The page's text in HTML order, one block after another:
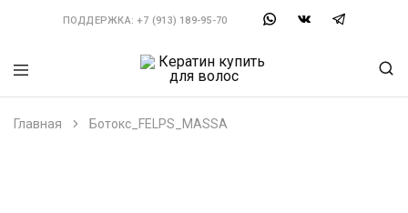
ПОДДЕРЖКА:+7 (913) 189-95-70
для
волос
состав
по
Главная Ботокс_FELPS_MASSA